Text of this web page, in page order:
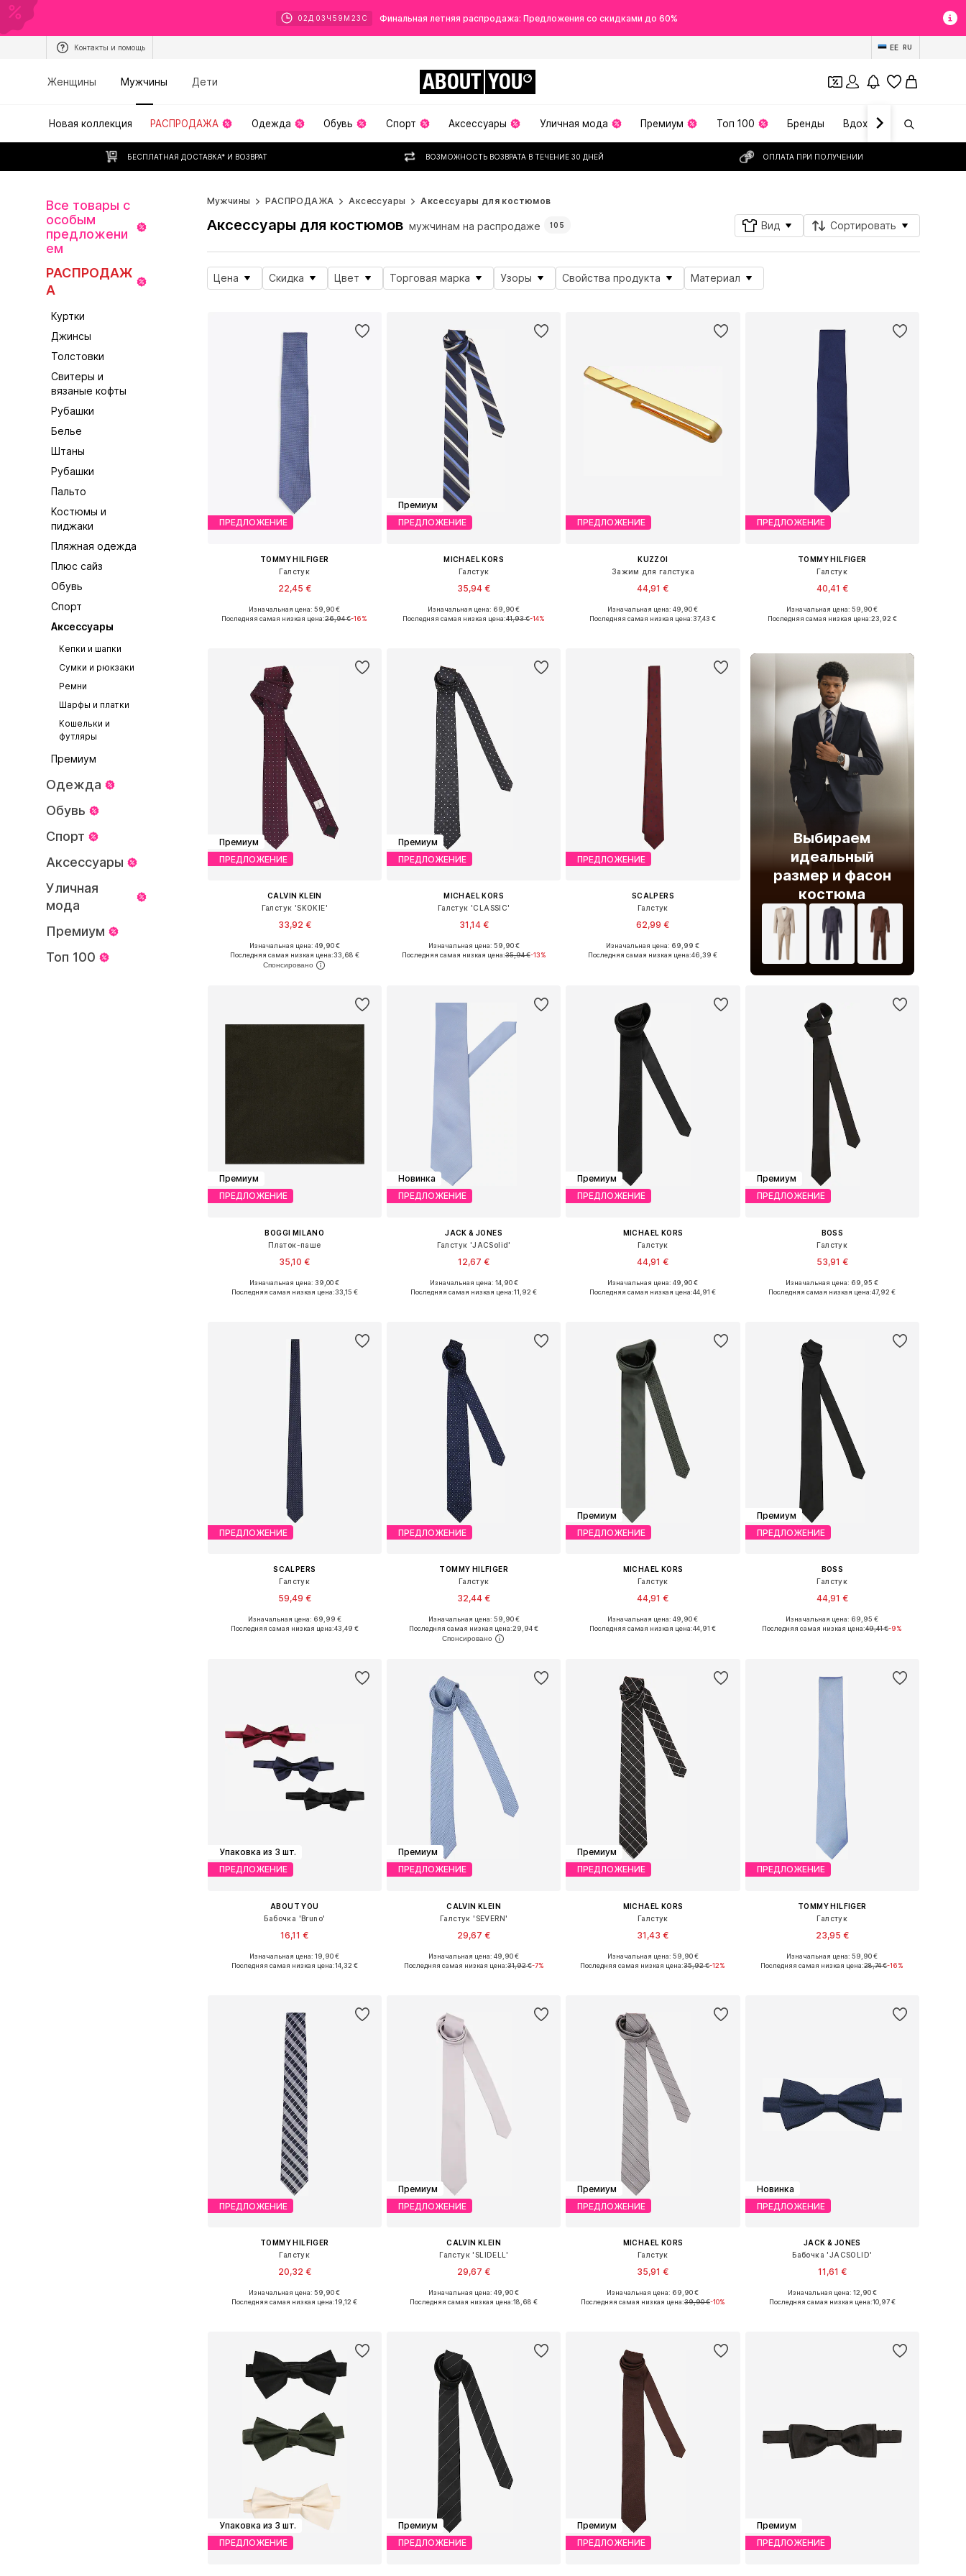
02 Д 03 Ч 59 М 22 С Финальная летняя распродажа: Предложения со скидками до 60%
Контакты и помощь EE RU
Женщины Мужчины Дети ABOUT YOU
Новая коллекция РАСПРОДАЖА Одежда Обувь Спорт Аксессуары Уличная мода Премиум Топ 100 Бренды Вдохновение
БЕСПЛАТНАЯ ДОСТАВКА* И ВОЗВРАТ ВОЗМОЖНОСТЬ ВОЗВРАТА В ТЕЧЕНИЕ 30 ДНЕЙ ОПЛАТА ПРИ ПОЛУЧЕНИИ
Все товары с
особым
предложени
ем
РАСПРОДАЖ
А
Куртки
Джинсы
Толстовки
Свитеры и
вязаные кофты
Рубашки
Белье
Штаны
Рубашки
Пальто
Костюмы и
пиджаки
Пляжная одежда
Плюс сайз
Обувь
Спорт
Аксессуары
Кепки и шапки
Сумки и рюкзаки
Ремни
Шарфы и платки
Кошельки и
футляры
Премиум
Одежда
Обувь
Спорт
Аксессуары
Уличная
мода
Премиум
Топ 100
Мужчины РАСПРОДАЖА Аксессуары Аксессуары для костюмов
Аксессуары для костюмов мужчинам на распродаже 105 Вид Сортировать
Цена Скидка Цвет Торговая марка Узоры Свойства продукта Материал
ПРЕДЛОЖЕНИЕ
TOMMY HILFIGER
Галстук
22,45 €
Доступные размеры: One Size
Изначальная цена: 59,90 €
Последняя самая низкая цена:26,94 €-16%
Премиум
ПРЕДЛОЖЕНИЕ
MICHAEL KORS
Галстук
35,94 €
Доступные размеры: One Size
Изначальная цена: 69,90 €
Последняя самая низкая цена:41,93 €-14%
ПРЕДЛОЖЕНИЕ
KUZZOI
Зажим для галстука
44,91 €
Доступные размеры: One Size
Изначальная цена: 49,90 €
Последняя самая низкая цена:37,43 €
ПРЕДЛОЖЕНИЕ
TOMMY HILFIGER
Галстук
40,41 €
Доступные размеры: One Size
Изначальная цена: 59,90 €
Последняя самая низкая цена:23,92 €
Премиум
ПРЕДЛОЖЕНИЕ
CALVIN KLEIN
Галстук 'SKOKIE'
33,92 €
Доступные размеры: One Size
Добавить в корзину
Изначальная цена: 49,90 €
Последняя самая низкая цена:33,68 €
Премиум
ПРЕДЛОЖЕНИЕ
MICHAEL KORS
Галстук 'CLASSIC'
31,14 €
Доступные размеры: One Size
Изначальная цена: 59,90 €
Последняя самая низкая цена:35,94 €-13%
ПРЕДЛОЖЕНИЕ
SCALPERS
Галстук
62,99 €
Доступные размеры: One Size
Изначальная цена: 69,99 €
Последняя самая низкая цена:46,39 €
Выбираем
идеальный
размер и фасон
костюма
Премиум
ПРЕДЛОЖЕНИЕ
BOGGI MILANO
Платок-паше
35,10 €
Доступные размеры: One Size
Изначальная цена: 39,00 €
Последняя самая низкая цена:33,15 €
Новинка
ПРЕДЛОЖЕНИЕ
JACK & JONES
Галстук 'JACSolid'
12,67 €
Доступные размеры: One Size
Изначальная цена: 14,90 €
Последняя самая низкая цена:11,92 €
Премиум
ПРЕДЛОЖЕНИЕ
MICHAEL KORS
Галстук
44,91 €
+1
Доступные размеры: One Size
Изначальная цена: 49,90 €
Последняя самая низкая цена:44,91 €
Премиум
ПРЕДЛОЖЕНИЕ
BOSS
Галстук
53,91 €
Доступные размеры: One Size
Изначальная цена: 69,95 €
Последняя самая низкая цена:47,92 €
ПРЕДЛОЖЕНИЕ
SCALPERS
Галстук
59,49 €
Доступные размеры: One Size
Изначальная цена: 69,99 €
Последняя самая низкая цена:43,49 €
ПРЕДЛОЖЕНИЕ
TOMMY HILFIGER
Галстук
32,44 €
Доступные размеры: One Size
Добавить в корзину
Изначальная цена: 59,90 €
Последняя самая низкая цена:29,94 €
Премиум
ПРЕДЛОЖЕНИЕ
MICHAEL KORS
Галстук
44,91 €
+3
Доступные размеры: One Size
Изначальная цена: 49,90 €
Последняя самая низкая цена:44,91 €
Премиум
ПРЕДЛОЖЕНИЕ
BOSS
Галстук
44,91 €
Доступные размеры: One Size
Изначальная цена: 69,95 €
Последняя самая низкая цена:49,41 €-9%
Упаковка из 3 шт.
ПРЕДЛОЖЕНИЕ
ABOUT YOU
Бабочка 'Bruno'
16,11 €
Доступные размеры: One Size
Изначальная цена: 19,90 €
Последняя самая низкая цена:14,32 €
Премиум
ПРЕДЛОЖЕНИЕ
CALVIN KLEIN
Галстук 'SEVERN'
29,67 €
Доступные размеры: One Size
Изначальная цена: 49,90 €
Последняя самая низкая цена:31,92 €-7%
Премиум
ПРЕДЛОЖЕНИЕ
MICHAEL KORS
Галстук
31,43 €
Доступные размеры: One Size
Изначальная цена: 59,90 €
Последняя самая низкая цена:35,92 €-12%
ПРЕДЛОЖЕНИЕ
TOMMY HILFIGER
Галстук
23,95 €
Доступные размеры: One Size
Изначальная цена: 59,90 €
Последняя самая низкая цена:28,74 €-16%
ПРЕДЛОЖЕНИЕ
TOMMY HILFIGER
Галстук
20,32 €
Доступные размеры: One Size
Изначальная цена: 59,90 €
Последняя самая низкая цена:19,12 €
Премиум
ПРЕДЛОЖЕНИЕ
CALVIN KLEIN
Галстук 'SLIDELL'
29,67 €
Доступные размеры: One Size
Изначальная цена: 49,90 €
Последняя самая низкая цена:18,68 €
Премиум
ПРЕДЛОЖЕНИЕ
MICHAEL KORS
Галстук
35,91 €
Доступные размеры: One Size
Изначальная цена: 69,90 €
Последняя самая низкая цена:39,90 €-10%
Новинка
ПРЕДЛОЖЕНИЕ
JACK & JONES
Бабочка 'JACSOLID'
11,61 €
Доступные размеры: One Size
Изначальная цена: 12,90 €
Последняя самая низкая цена:10,97 €
Упаковка из 3 шт.
ПРЕДЛОЖЕНИЕ
Премиум
ПРЕДЛОЖЕНИЕ
Премиум
ПРЕДЛОЖЕНИЕ
Премиум
ПРЕДЛОЖЕНИЕ